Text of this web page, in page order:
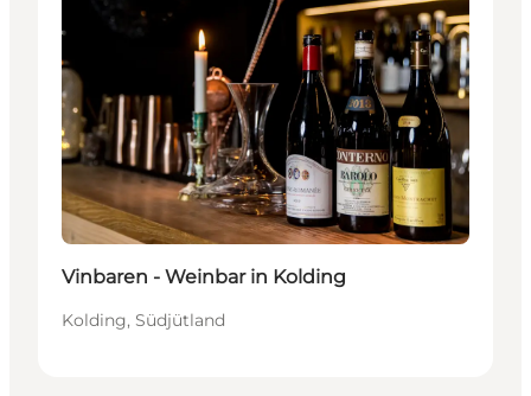
Vinbaren - Weinbar in Kolding
Kolding, Südjütland